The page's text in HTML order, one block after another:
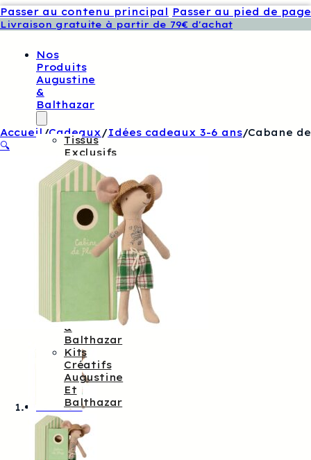
Passer au contenu principal Passer au pied de page
Livraison gratuite à partir de 79€ d'achat
Nos
Produits
Augustine
&
Balthazar
Tissus
Exclusifs
Augustine
Et
Balthazar
Patrons
De
Couture
Augustine
Et
Balthazar
Étiquettes
Augustine
&
Balthazar
Kits
Créatifs
Augustine
Et
Balthazar
Patrons
De
Couture
Accueil /Cadeaux/Idées cadeaux 3-6 ans/Cabane
🔍